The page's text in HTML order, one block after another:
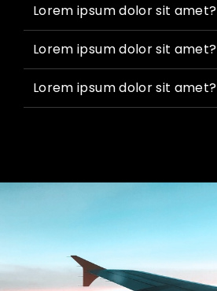
Lorem ipsum dolor sit amet?
Lorem ipsum dolor sit amet?
Lorem ipsum dolor sit amet?